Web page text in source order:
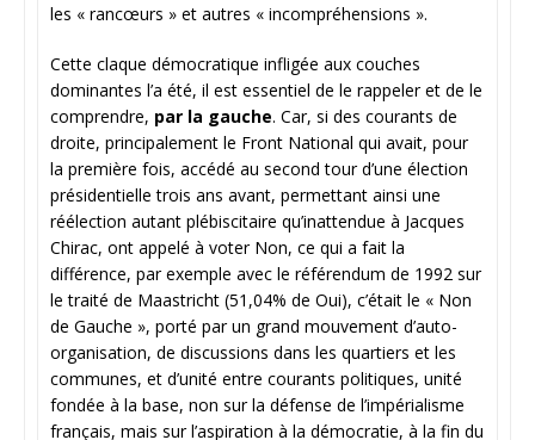
les « rancœurs » et autres « incompréhensions ».
Cette claque démocratique infligée aux couches
dominantes l’a été, il est essentiel de le rappeler et de le
comprendre, par la gauche. Car, si des courants de
droite, principalement le Front National qui avait, pour
la première fois, accédé au second tour d’une élection
présidentielle trois ans avant, permettant ainsi une
réélection autant plébiscitaire qu’inattendue à Jacques
Chirac, ont appelé à voter Non, ce qui a fait la
différence, par exemple avec le référendum de 1992 sur
le traité de Maastricht (51,04% de Oui), c’était le « Non
de Gauche », porté par un grand mouvement d’auto-
organisation, de discussions dans les quartiers et les
communes, et d’unité entre courants politiques, unité
fondée à la base, non sur la défense de l’impérialisme
français, mais sur l’aspiration à la démocratie, à la fin du